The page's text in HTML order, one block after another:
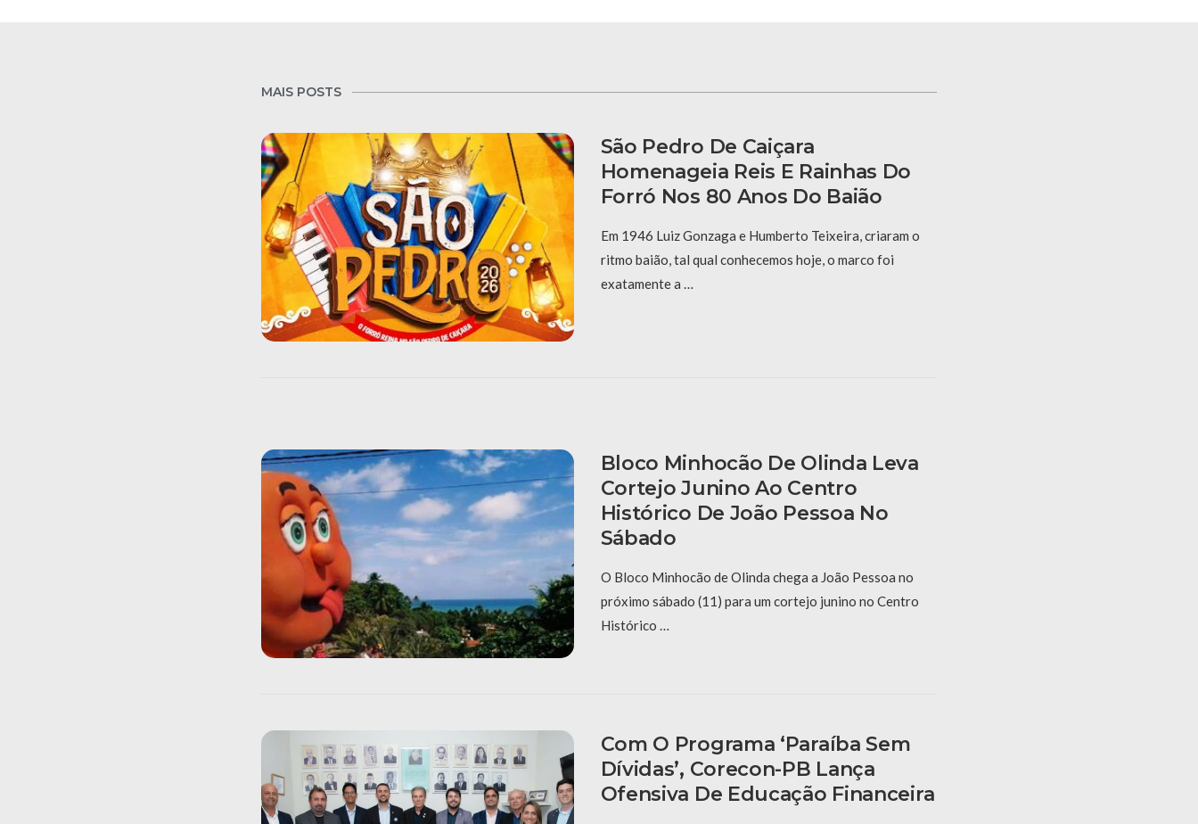
MAIS POSTS
São Pedro De Caiçara
Homenageia Reis E Rainhas Do
Forró Nos 80 Anos Do Baião
Em 1946 Luiz Gonzaga e Humberto Teixeira, criaram o
ritmo baião, tal qual conhecemos hoje, o marco foi
exatamente a …
Bloco Minhocão De Olinda Leva
Cortejo Junino Ao Centro
Histórico De João Pessoa No
Sábado
O Bloco Minhocão de Olinda chega a João Pessoa no
próximo sábado (11) para um cortejo junino no Centro
Histórico …
Com O Programa ‘Paraíba Sem
Dívidas’, Corecon-PB Lança
Ofensiva De Educação Financeira